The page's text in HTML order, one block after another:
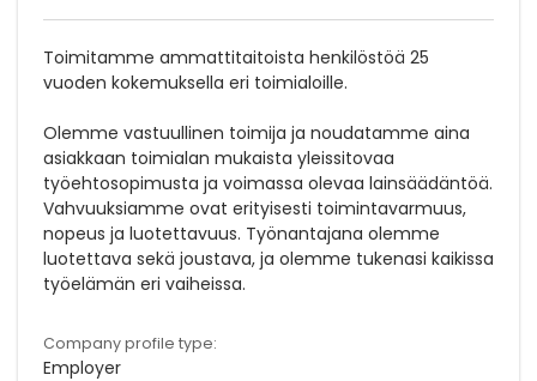
Toimitamme ammattitaitoista henkilöstöä 25
vuoden kokemuksella eri toimialoille.
Olemme vastuullinen toimija ja noudatamme aina
asiakkaan toimialan mukaista yleissitovaa
työehtosopimusta ja voimassa olevaa lainsäädäntöä.
Vahvuuksiamme ovat erityisesti toimintavarmuus,
nopeus ja luotettavuus. Työnantajana olemme
luotettava sekä joustava, ja olemme tukenasi kaikissa
työelämän eri vaiheissa.
Company profile type:
Employer